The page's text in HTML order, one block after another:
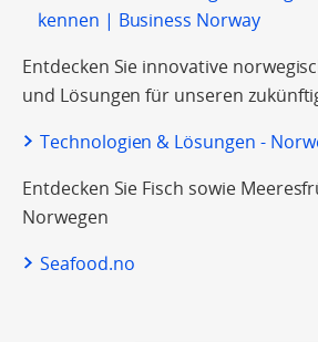
kennen | Business Norway
Entdecken Sie innovative
und Lösungen für unseren
Technologien & Lösungen -
Entdecken Sie Fisch sowie
Norwegen
Seafood.no